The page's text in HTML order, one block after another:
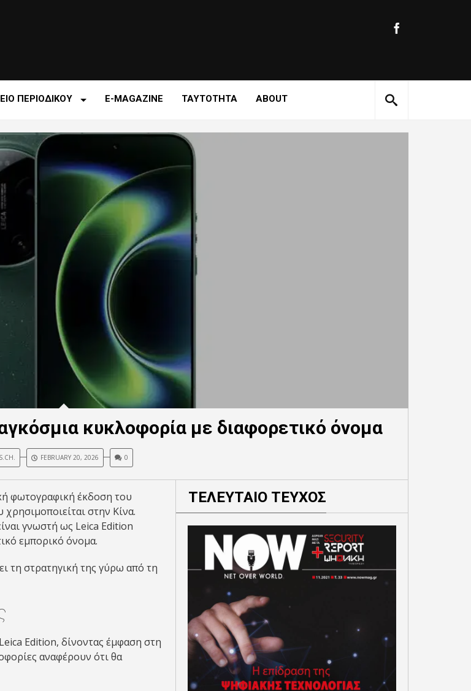
ΠΕΡΙΟΔΙΚΟΥ E-MAGAZINE ΤΑΥΤΟΤΗΤΑ ABOUT
κυκλοφορία με διαφορετικό όνομα
S.CH. FEBRUARY 20, 2026 0
φωτογραφική έκδοση του
στην Κίνα.
γνωστή ως Leica Edition
εμπορικό όνομα.
τη στρατηγική της γύρω από τη
Edition, δίνοντας έμφαση στη
αναφέρουν ότι θα
ΤΕΛΕΥΤΑΙΟ ΤΕΥΧΟΣ